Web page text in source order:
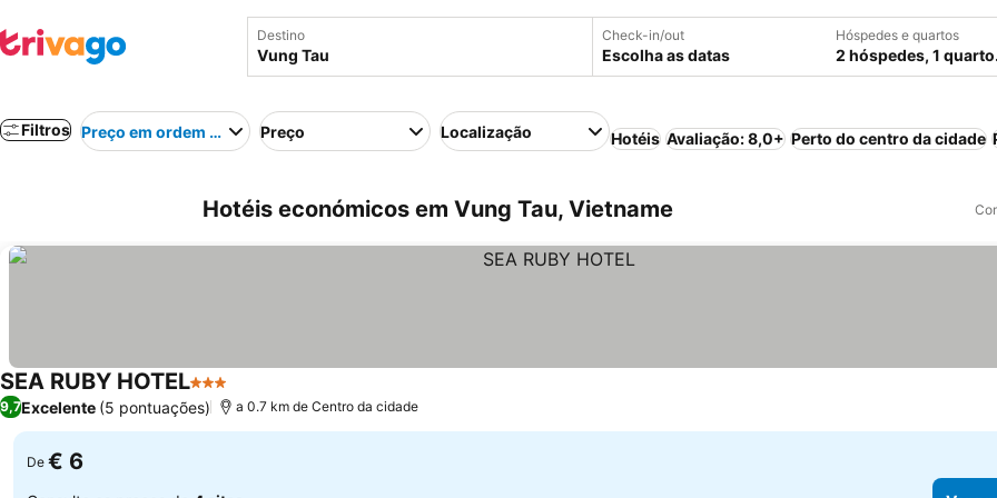
Destino Check-in/out
Escolha as datas
Hóspedes e quartos
2 hóspedes, 1 quarto.
Filtros Preço em ordem crescentePreço Localização Hotéis Avaliação: 8,0+ Perto do centro da cidade
Hotéis económicos em Vung Tau, Vietname
SEA RUBY HOTEL3 Estrelas
9,7Excelente (5 pontuações) a 0.7 km de Centro da cidade
De € 6